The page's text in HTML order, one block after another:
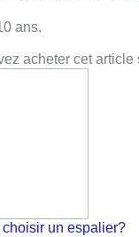
ans.
acheter cet article
un espalier?